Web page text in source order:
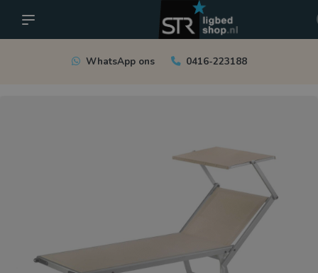
WhatsApp ons 0416-223188